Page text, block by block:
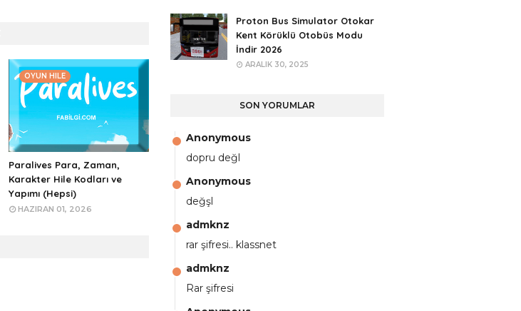
OYUN HILE
Paralives Para, Zaman,
Karakter Hile Kodları ve
Yapımı (Hepsi)
HAZIRAN 01, 2026
Proton Bus Simulator Otokar
Kent Körüklü Otobüs Modu
İndir 2026
ARALIK 30, 2025
SON YORUMLAR
Anonymous
dopru değl
Anonymous
değşl
admknz
rar şifresi.. klassnet
admknz
Rar şifresi